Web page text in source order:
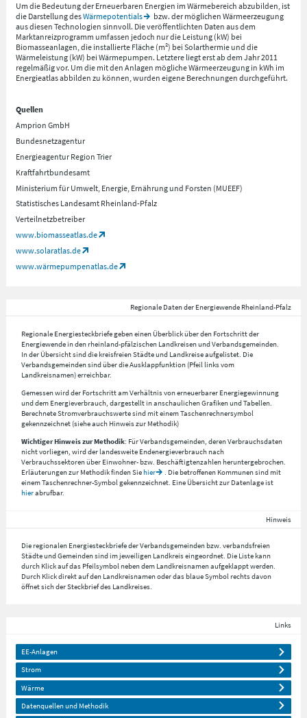
Um die Bedeutung der Erneuerbaren Energien im Wärmebereich abzubilden, ist
die Darstellung desWärmepotentials
bzw. der möglichen Wärmeerzeugung
aus diesen Technologien sinnvoll. Die veröffentlichten Daten aus dem
Marktanreizprogramm umfassen jedoch nur die Leistung (kW) bei
Biomasseanlagen, die installierte Fläche (m²) bei Solarthermie und die
Wärmeleistung (kW) bei Wärmepumpen. Letztere liegt erst ab dem Jahr 2011
regelmäßig vor. Um die mit den Anlagen mögliche Wärmeerzeugung in kWh im
Energieatlas abbilden zu können, wurden eigene Berechnungen durchgeführt.
Quellen
Amprion GmbH
Bundesnetzagentur
Energieagentur Region Trier
Kraftfahrtbundesamt
Ministerium für Umwelt, Energie, Ernährung und Forsten (MUEEF)
Statistisches Landesamt Rheinland-Pfalz
Verteilnetzbetreiber
www.biomasseatlas.de
www.solaratlas.de
www.wärmepumpenatlas.de
Regionale Daten der Energiewende Rheinland-Pfalz
Regionale Energiesteckbriefe geben einen Überblick über den Fortschritt der
Energiewende in den rheinland-pfälzischen Landkreisen und Verbandsgemeinden.
In der Übersicht sind die kreisfreien Städte und Landkreise aufgelistet. Die
Verbandsgemeinden sind über die Ausklappfunktion (Pfeil links vom
Landkreisnamen) erreichbar.
Gemessen wird der Fortschritt am Verhältnis von erneuerbarer Energiegewinnung
und dem Energieverbrauch, dargestellt in anschaulichen Grafiken und Tabellen.
Berechnete Stromverbrauchswerte sind mit einem Taschenrechnersymbol
gekennzeichnet (siehe auch Hinweis zur Methodik)
Wichtiger Hinweis zur Methodik: Für Verbandsgemeinden, deren Verbrauchsdaten
nicht vorliegen, wird der landesweite Endenergieverbrauch nach
Verbrauchssektoren über Einwohner- bzw. Beschäftigtenzahlen heruntergebrochen.
Erläuterungen zur Methodik finden Siehier
. Die betroffenen Kommunen sind mit
einem Taschenrechner-Symbol gekennzeichnet. Eine Übersicht zur Datenlage ist
hierabrufbar.
Hinweis
Die regionalen Energiesteckbriefe der Verbandsgemeinden bzw. verbandsfreien
Städte und Gemeinden sind im jeweiligen Landkreis eingeordnet. Die Liste kann
durch Klick auf das Pfeilsymbol neben dem Landkreisnamen aufgeklappt werden.
Durch Klick direkt auf den Landkreisnamen oder das blaue Symbol rechts davon
öffnet sich der Steckbrief des Landkreises.
Links
EE-Anlagen
Strom
Wärme
Datenquellen und Methodik